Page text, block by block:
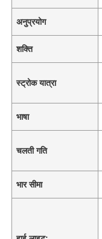
अनुप्रयोग
शक्ति
स्ट्रोक यात्रा
भाषा
चलती गति
भार सीमा